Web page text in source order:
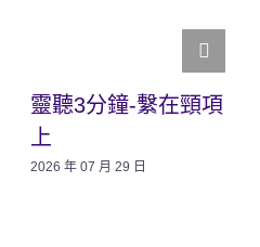
靈聽3分鐘-繫在頸項
上
2026 年 07 月 29 日